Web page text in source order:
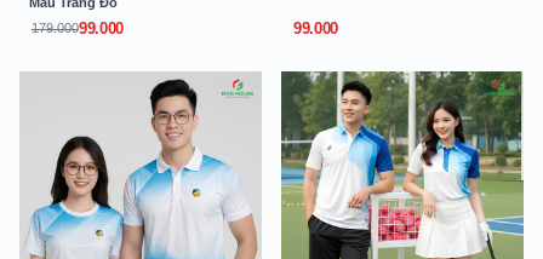
179.00099.000 99.000